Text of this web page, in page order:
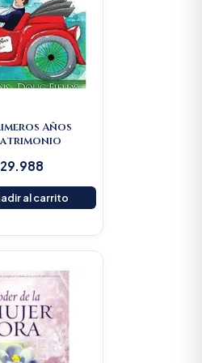
Años
29.988
al carrito
price
was:
$80.500.
Current